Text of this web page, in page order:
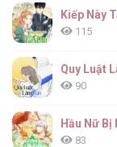
Kiếp Này
115
Quy Luật
90
Hầu Nữ
83